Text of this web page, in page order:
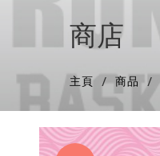
商店
主頁 商品